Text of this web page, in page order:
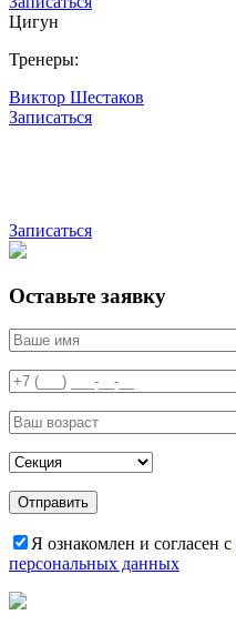
Цигун
Тренеры:
Виктор Шестаков
Записаться
Записаться
Оставьте заявку
Я ознакомлен и согласен с
персональных данных